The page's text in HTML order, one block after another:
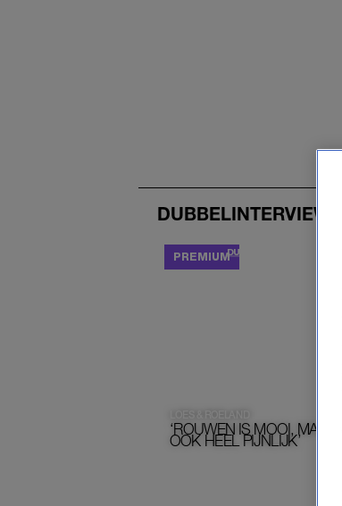
DUBBELINTERVIEW
DUBBELINTERVIEW
‘ROUWEN IS MOOI, MAAR
OOK HEEL PIJNLIJK’